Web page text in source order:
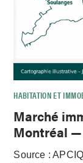
HABITATION ET
Marché
Montréal
Source :